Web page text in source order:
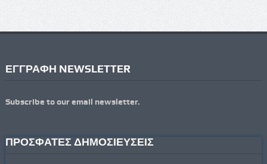
ΕΓΓΡΑΦΗ NEWSLETTER
Subscribe to our email newsletter.
ΠΡΟΣΦΑΤΕΣ ΔΗΜΟΣΙΕΥΣΕΙΣ